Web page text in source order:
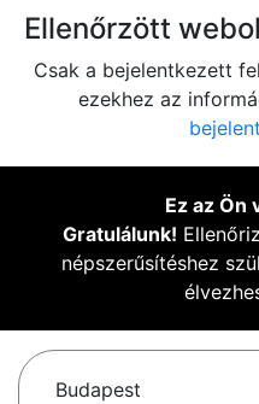
Ellenőrzött
Csak a bejelentkezett
ezekhez az
Ez az Ön
Gratulálunk!
népszerűsítéshez
Budapest